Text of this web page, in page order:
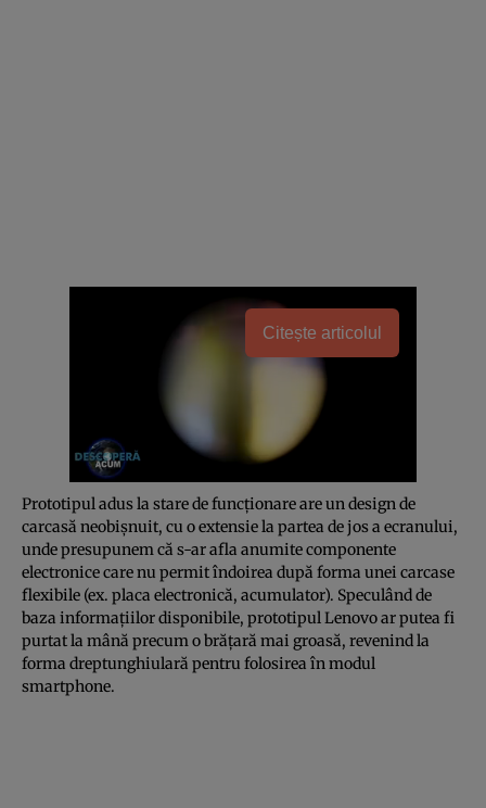
Citește articolul
Prototipul adus la stare de funcţionare are un design de
carcasă neobişnuit, cu o extensie la partea de jos a ecranului,
unde presupunem că s-ar afla anumite componente
electronice care nu permit îndoirea după forma unei carcase
flexibile (ex. placa electronică, acumulator). Speculând de
baza informaţiilor disponibile, prototipul Lenovo ar putea fi
purtat la mână precum o brăţară mai groasă, revenind la
forma dreptunghiulară pentru folosirea în modul
smartphone.